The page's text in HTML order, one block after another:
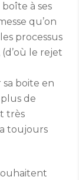
à ses
qu’on
processus
le rejet
boite en
plus de
très
toujours